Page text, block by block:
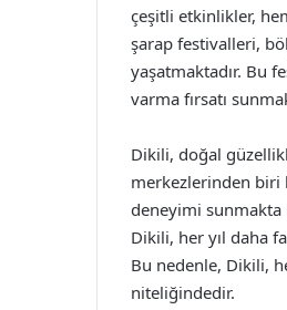
çeşitli etkinlikler,
şarap festivalleri,
yaşatmaktadır. Bu
varma fırsatı
Dikili, doğal
merkezlerinden biri
deneyimi sunmakta
Dikili, her yıl daha
Bu nedenle, Dikili,
niteliğindedir.